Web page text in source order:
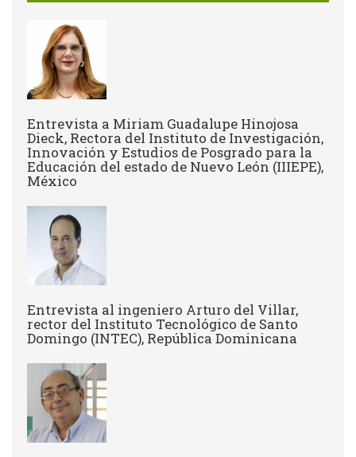
Entrevista a Miriam Guadalupe Hinojosa
Dieck, Rectora del Instituto de Investigación,
Innovación y Estudios de Posgrado para la
Educación del estado de Nuevo León (IIIEPE),
México
Entrevista al ingeniero Arturo del Villar,
rector del Instituto Tecnológico de Santo
Domingo (INTEC), República Dominicana